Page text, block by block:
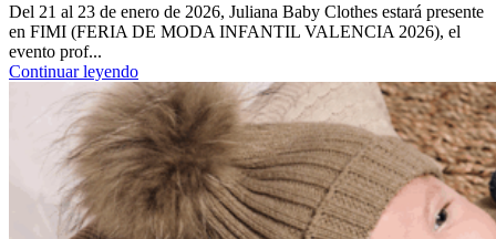
Del 21 al 23 de enero de 2026, Juliana Baby Clothes estará presente
en FIMI (FERIA DE MODA INFANTIL VALENCIA 2026), el
evento prof...
Continuar leyendo